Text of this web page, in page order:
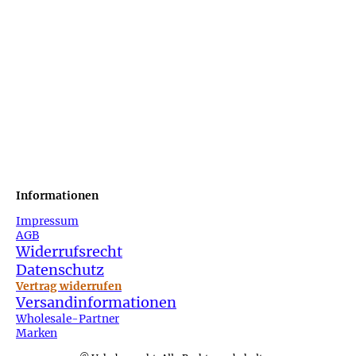
Informationen
Impressum
AGB
Widerrufsrecht
Datenschutz
Vertrag widerrufen
Versandinformationen
Wholesale-Partner
Marken